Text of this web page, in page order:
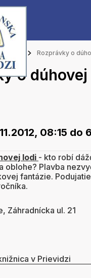
Rozprávky o
o dúhovej
08:15 do
lodi - kto robí
oblohe? Plavba
fantázie.
Záhradnícka ul. 21
v Prievidzi